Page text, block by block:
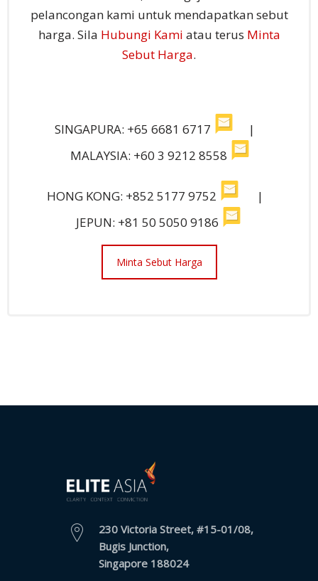
pelancongan kami untuk mendapatkan sebut
harga. Sila Hubungi Kami atau terus Minta
Sebut Harga.
SINGAPURA: +65 6681 6717
|
MALAYSIA: +60 3 9212 8558
HONG KONG: +852 5177 9752
|
JEPUN: +81 50 5050 9186
Minta Sebut Harga
230 Victoria Street, #15-01/08,
Bugis Junction,
Singapore 188024